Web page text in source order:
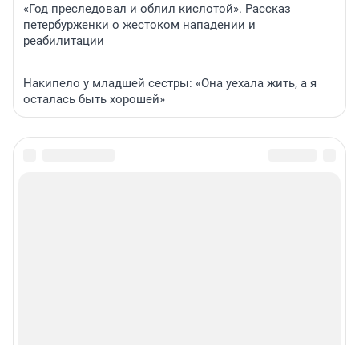
«Год преследовал и облил кислотой». Рассказ
петербурженки о жестоком нападении и
реабилитации
Накипело у младшей сестры: «Она уехала жить, а я
осталась быть хорошей»